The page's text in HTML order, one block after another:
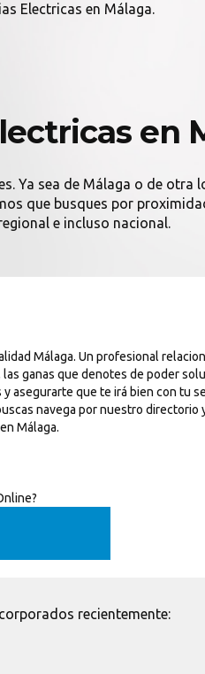
Electricas en Málaga.
en
Ya sea de Málaga o de otra
que busques por
e incluso nacional.
Málaga. Un profesional
ganas que denotes de poder
asegurarte que te irá bien con tu
navega por nuestro
Málaga.
recientemente: